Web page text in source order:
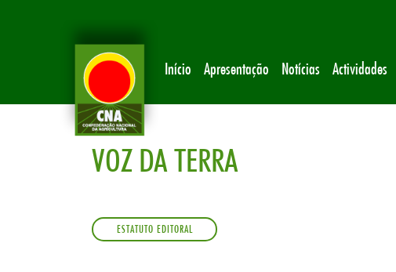
Início Apresentação Notícias Actividades
VOZ DA TERRA
ESTATUTO EDITORAL